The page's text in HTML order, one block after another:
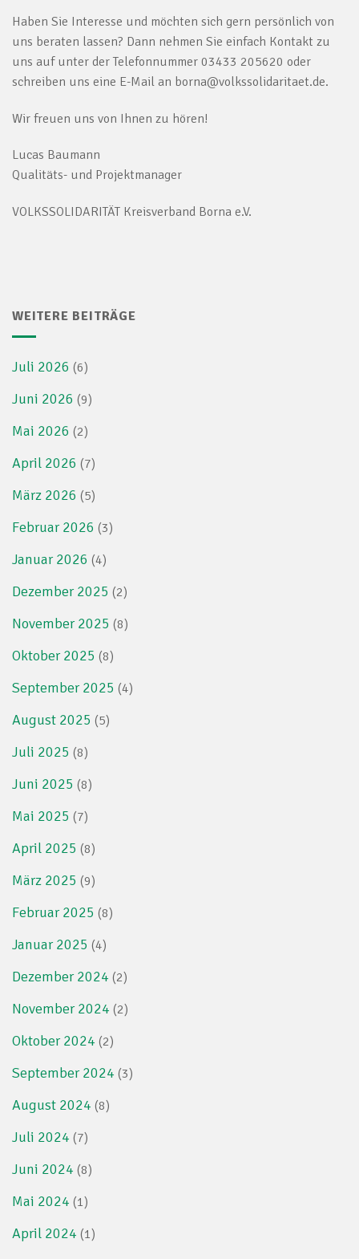
Haben Sie Interesse und möchten sich gern persönlich von
uns beraten lassen? Dann nehmen Sie einfach Kontakt zu
uns auf unter der Telefonnummer 03433 205620 oder
schreiben uns eine E-Mail an borna@volkssolidaritaet.de.
Wir freuen uns von Ihnen zu hören!
Lucas Baumann
Qualitäts- und Projektmanager
VOLKSSOLIDARITÄT Kreisverband Borna e.V.
WEITERE BEITRÄGE
Juli 2026 (6)
Juni 2026 (9)
Mai 2026 (2)
April 2026 (7)
März 2026 (5)
Februar 2026 (3)
Januar 2026 (4)
Dezember 2025 (2)
November 2025 (8)
Oktober 2025 (8)
September 2025 (4)
August 2025 (5)
Juli 2025 (8)
Juni 2025 (8)
Mai 2025 (7)
April 2025 (8)
März 2025 (9)
Februar 2025 (8)
Januar 2025 (4)
Dezember 2024 (2)
November 2024 (2)
Oktober 2024 (2)
September 2024 (3)
August 2024 (8)
Juli 2024 (7)
Juni 2024 (8)
Mai 2024 (1)
April 2024 (1)